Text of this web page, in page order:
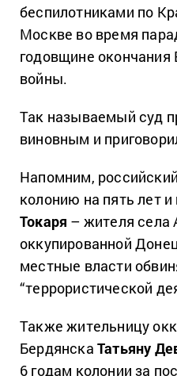
беспилотниками по
Москве во время
годовщине окончания
войны.
Так называемый суд
виновным и
Напомним,
колонию на пять лет
Токаря – жителя села
оккупированной
местные власти
“террористической
Также жительницу
Бердянска Татьяну
6 годам колонии за